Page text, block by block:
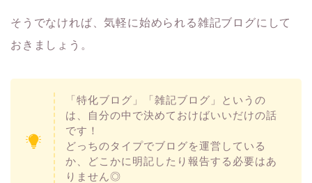
そうでなければ、気軽に始められる雑記ブログにして
おきましょう。
「特化ブログ」「雑記ブログ」というの
は、自分の中で決めておけばいいだけの話
です！
どっちのタイプでブログを運営している
か、どこかに明記したり報告する必要はあ
りません◎